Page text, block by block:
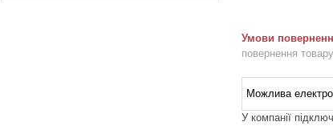
повернення
У компанії